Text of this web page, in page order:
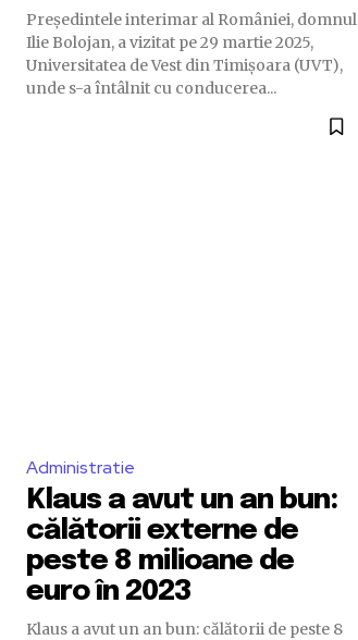
Președintele interimar al României, domnul
Ilie Bolojan, a vizitat pe 29 martie 2025,
Universitatea de Vest din Timișoara (UVT),
unde s-a întâlnit cu conducerea...
Administratie
Klaus a avut un an bun:
călătorii externe de
peste 8 milioane de
euro în 2023
Klaus a avut un an bun: călătorii de peste 8